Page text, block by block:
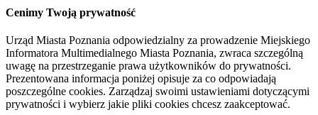
Cenimy Twoją prywatność
Urząd Miasta Poznania odpowiedzialny za prowadzenie Miejskiego
Informatora Multimedialnego Miasta Poznania, zwraca szczególną
uwagę na przestrzeganie prawa użytkowników do prywatności.
Prezentowana informacja poniżej opisuje za co odpowiadają
poszczególne cookies. Zarządzaj swoimi ustawieniami dotyczącymi
prywatności i wybierz jakie pliki cookies chcesz zaakceptować.